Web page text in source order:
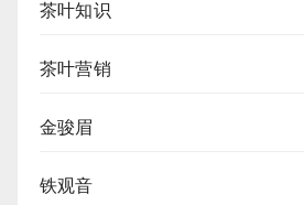
茶叶知识
茶叶营销
金骏眉
铁观音